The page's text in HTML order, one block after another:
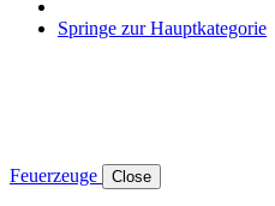
Springe zur Hauptkategorie
Feuerzeuge Close